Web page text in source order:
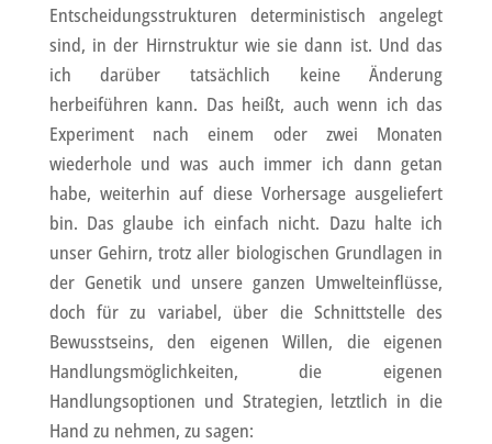
Entscheidungsstrukturen deterministisch angelegt
sind, in der Hirnstruktur wie sie dann ist. Und das
ich darüber tatsächlich keine Änderung
herbeiführen kann. Das heißt, auch wenn ich das
Experiment nach einem oder zwei Monaten
wiederhole und was auch immer ich dann getan
habe, weiterhin auf diese Vorhersage ausgeliefert
bin. Das glaube ich einfach nicht. Dazu halte ich
unser Gehirn, trotz aller biologischen Grundlagen in
der Genetik und unsere ganzen Umwelteinflüsse,
doch für zu variabel, über die Schnittstelle des
Bewusstseins, den eigenen Willen, die eigenen
Handlungsmöglichkeiten, die eigenen
Handlungsoptionen und Strategien, letztlich in die
Hand zu nehmen, zu sagen: